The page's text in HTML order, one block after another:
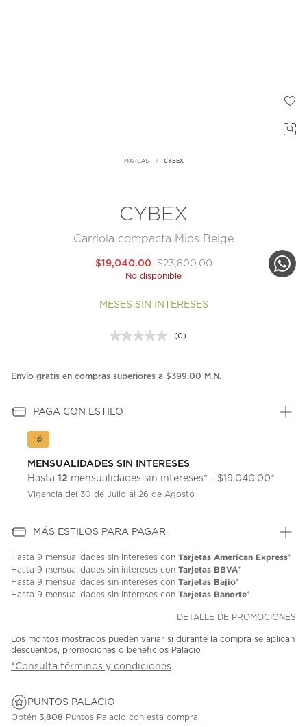
MARCAS CYBEX
CYBEX
Carriola compacta Mios Beige
$23,800.00
$19,040.00
No disponible
MESES SIN INTERESES
Sin
en
(0)
Envío gratis en compras superiores a $399.00 M.N.
PAGA CON ESTILO
MENSUALIDADES SIN INTERESES
Hasta 12 mensualidades sin intereses* - $19,040.00*
Vigencia del 30 de Julio al 26 de Agosto
MÁS ESTILOS PARA PAGAR
Hasta 9 mensualidades sin intereses con Tarjetas American Express*
Hasta 9 mensualidades sin intereses con Tarjetas BBVA*
Hasta 9 mensualidades sin intereses con Tarjetas Bajio*
Hasta 9 mensualidades sin intereses con Tarjetas Banorte*
DETALLE DE PROMOCIONES
Los montos mostrados pueden variar si durante la compra se aplican
descuentos, promociones o beneficios Palacio
*Consulta términos y condiciones
PUNTOS PALACIO
Obtén 3,808 Puntos Palacio con esta compra.